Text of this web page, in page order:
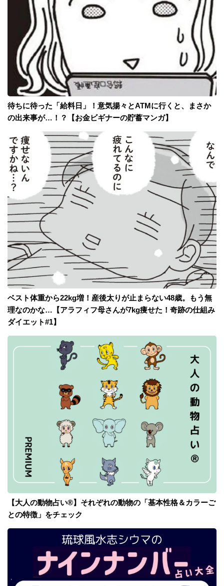
待ちに待った「給料日」！意気揚々とATMに行くと、まさか
の出来事が…！？【お金ビギナーの貯蓄マンガ】
ベスト体重から22kg増！産後太りが止まらない48歳。もう無
理なのかな…【アラフィフ母さんが7kg痩せた！奇跡の仕組み
ダイエット#1】
【大人の動物占い®】それぞれの動物の「基本性格＆カラーご
との特徴」をチェック